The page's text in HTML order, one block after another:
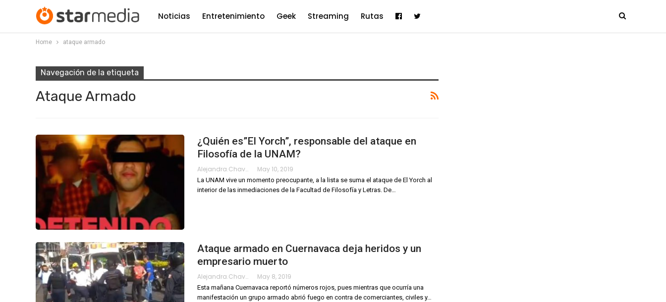
Noticias Entretenimiento Geek Streaming Rutas
Home ataque armado
Navegación de la etiqueta
Ataque Armado
¿Quién es”El Yorch”, responsable del ataque en
Filosofía de la UNAM?
Alejandra.chavarria May 10, 2019
La UNAM vive un momento preocupante, a la lista se suma el ataque de El Yorch al
interior de las inmediaciones de la Facultad de Filosofía y Letras. De…
Ataque armado en Cuernavaca deja heridos y un
empresario muerto
Alejandra.chavarria May 8, 2019
Esta mañana Cuernavaca reportó números rojos, pues mientras que ocurría una
manifestación un grupo armado abrió fuego en contra de comerciantes, civiles y…